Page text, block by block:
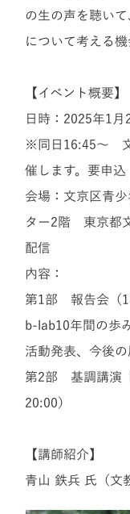
の生の声を聴い
について考える機
【イベント概要】
日時：2025年1
※同日16:45～ 文
催します。要申込
会場：文京区青
ター2階 東京都
配信
内容：
第1部 報告会（
b-lab10年間の歩
活動発表、今後
第2部 基調講演
20:00）
【講師紹介】
青山 鉄兵 氏（文